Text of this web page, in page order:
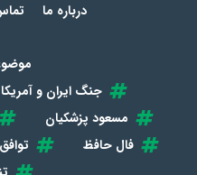
درباره ما
جنگ ایران و آمریکا
مسعود پزشکیان
فال حافظ